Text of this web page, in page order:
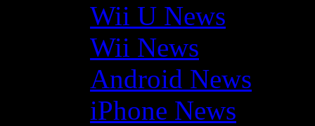
Wii U News
Wii News
Android News
iPhone News